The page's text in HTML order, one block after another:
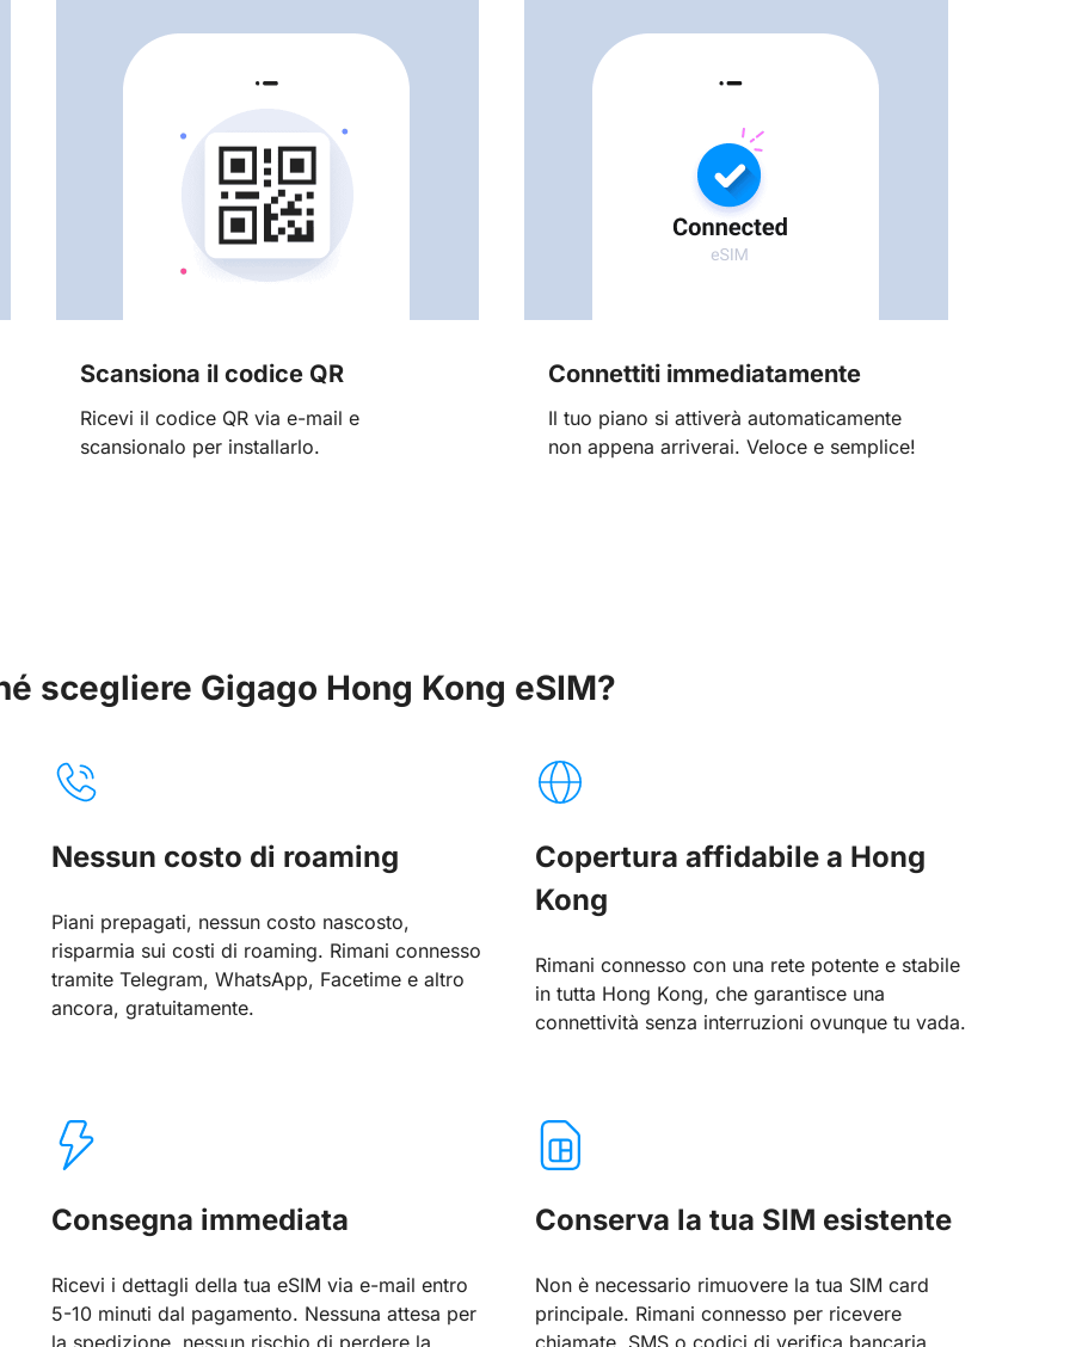
Scansiona il codice QR
Ricevi il codice QR via e-mail e
scansionalo per installarlo.
Connettiti immediatamente
Il tuo piano si attiverà automaticamente
non appena arriverai. Veloce e semplice!
scegliere Gigago Hong Kong eSIM?
Nessun costo di roaming
Piani prepagati, nessun costo nascosto,
risparmia sui costi di roaming. Rimani connesso
tramite Telegram, WhatsApp, Facetime e altro
ancora, gratuitamente.
Copertura affidabile a Hong
Kong
Rimani connesso con una rete potente e stabile
in tutta Hong Kong, che garantisce una
connettività senza interruzioni ovunque tu vada.
Consegna immediata
Ricevi i dettagli della tua eSIM via e-mail entro
5-10 minuti dal pagamento. Nessuna attesa per
la spedizione, nessun rischio di perdere la
Conserva la tua SIM esistente
Non è necessario rimuovere la tua SIM card
principale. Rimani connesso per ricevere
chiamate, SMS o codici di verifica bancaria